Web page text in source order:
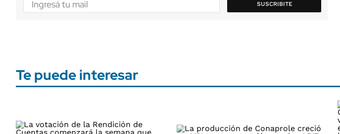
SUSCRIBITE
Te puede interesar